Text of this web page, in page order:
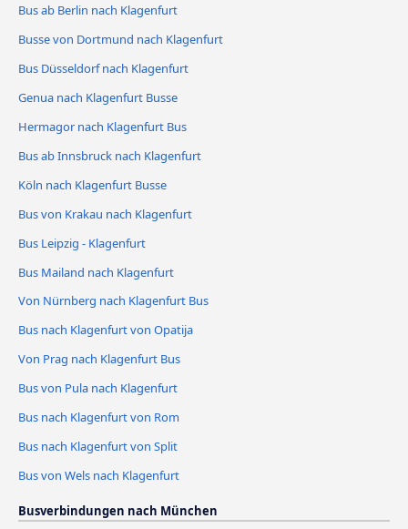
Bus ab Berlin nach Klagenfurt
Busse von Dortmund nach Klagenfurt
Bus Düsseldorf nach Klagenfurt
Genua nach Klagenfurt Busse
Hermagor nach Klagenfurt Bus
Bus ab Innsbruck nach Klagenfurt
Köln nach Klagenfurt Busse
Bus von Krakau nach Klagenfurt
Bus Leipzig - Klagenfurt
Bus Mailand nach Klagenfurt
Von Nürnberg nach Klagenfurt Bus
Bus nach Klagenfurt von Opatija
Von Prag nach Klagenfurt Bus
Bus von Pula nach Klagenfurt
Bus nach Klagenfurt von Rom
Bus nach Klagenfurt von Split
Bus von Wels nach Klagenfurt
Busverbindungen nach München